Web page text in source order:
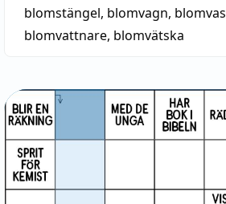
blomstängel, blomvagn, blomvas
blomvattnare, blomvätska